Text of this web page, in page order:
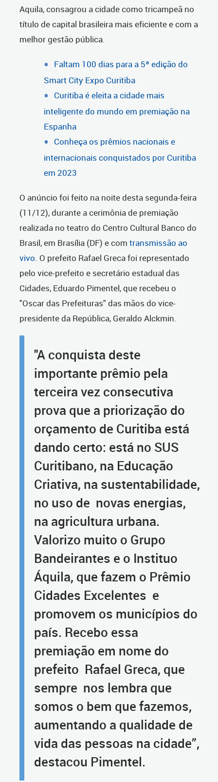
Aquila, consagrou a cidade como tricampeã no
título de capital brasileira mais eficiente e com a
melhor gestão pública.
Faltam 100 dias para a 5ª edição do
Smart City Expo Curitiba
Curitiba é eleita a cidade mais
inteligente do mundo em premiação na
Espanha
Conheça os prêmios nacionais e
internacionais conquistados por Curitiba
em 2023
O anúncio foi feito na noite desta segunda-feira
(11/12), durante a cerimônia de premiação
realizada no teatro do Centro Cultural Banco do
Brasil, em Brasília (DF) e com transmissão ao
vivo. O prefeito Rafael Greca foi representado
pelo vice-prefeito e secretário estadual das
Cidades, Eduardo Pimentel, que recebeu o
"Oscar das Prefeituras" das mãos do vice-
presidente da República, Geraldo Alckmin.
"A conquista deste
importante prêmio pela
terceira vez consecutiva
prova que a priorização do
orçamento de Curitiba está
dando certo: está no SUS
Curitibano, na Educação
Criativa, na sustentabilidade,
no uso de novas energias,
na agricultura urbana.
Valorizo muito o Grupo
Bandeirantes e o Instituo
Áquila, que fazem o Prêmio
Cidades Excelentes e
promovem os municípios do
país. Recebo essa
premiação em nome do
prefeito Rafael Greca, que
sempre nos lembra que
somos o bem que fazemos,
aumentando a qualidade de
vida das pessoas na cidade”,
destacou Pimentel.